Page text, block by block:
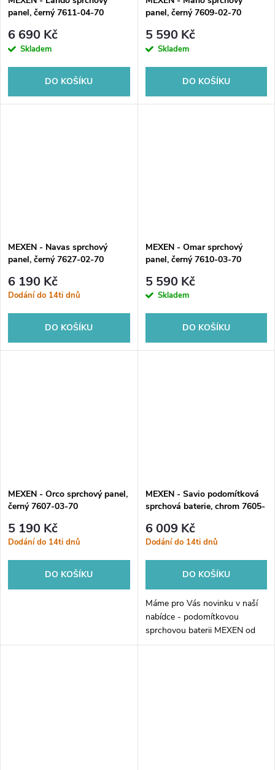
panel, černý 7611-04-70
6 690 Kč
Skladem
DO KOŠÍKU
panel, černý 7609-02-70
5 590 Kč
Skladem
DO KOŠÍKU
MEXEN - Navas sprchový
panel, černý 7627-02-70
6 190 Kč
Dodání do 14ti dnů
DO KOŠÍKU
MEXEN - Omar sprchový
panel, černý 7610-03-70
5 590 Kč
Skladem
DO KOŠÍKU
MEXEN - Orco sprchový panel,
černý 7607-03-70
5 190 Kč
Dodání do 14ti dnů
DO KOŠÍKU
MEXEN - Savio podomítková
sprchová baterie, chrom 7605-
6 009 Kč
Dodání do 14ti dnů
DO KOŠÍKU
Máme pro Vás novinku v naší
nabídce - podomítkovou
sprchovou baterii MEXEN od
renomovaného výrobce Savio.